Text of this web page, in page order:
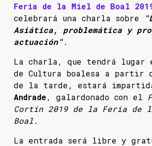
Feria de la Miel de Boal
celebrará una charla sobre
Asiática, problemática y
actuación".
La charla, que tendrá lugar
de Cultura boalesa a partir
de la tarde, estará
Andrade, galardonado con el
Cortín 2019 de la Feria de
Boal .
La entrada será libre y